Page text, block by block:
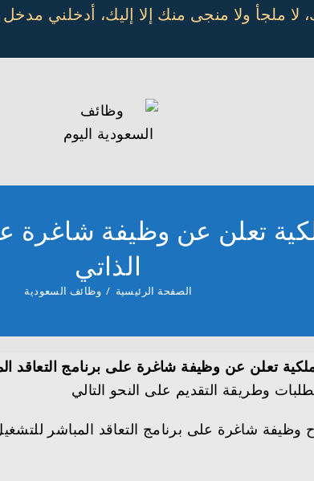
لا ملجأ ولا منجى منك إلا إليك،
تعلن عن وظيفة شاغرة
الذاتي
الصفحة الرئيسية / وظائف السعودية
تعلن عن وظيفة شاغرة على برنامج التعاقد
شاغرة على برنامج التعاقد المباشر